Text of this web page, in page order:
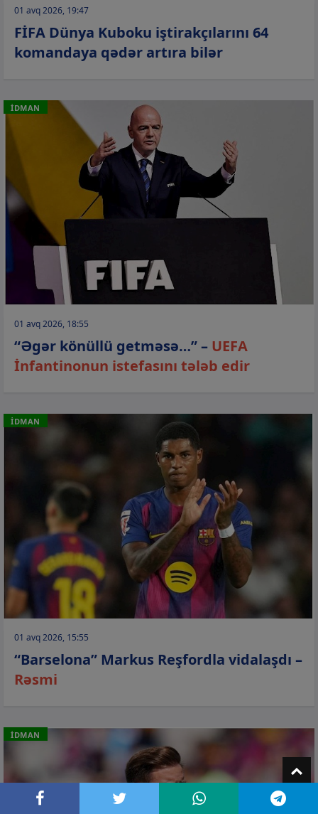
01 avq 2026, 19:47
FİFA Dünya Kuboku iştirakçılarını 64
komandaya qədər artıra bilər
İDMAN
01 avq 2026, 18:55
“Əgər könüllü getməsə…” – UEFA
İnfantinonun istefasını tələb edir
İDMAN
01 avq 2026, 15:55
“Barselona” Markus Reşfordla vidalaşdı –
Rəsmi
İDMAN